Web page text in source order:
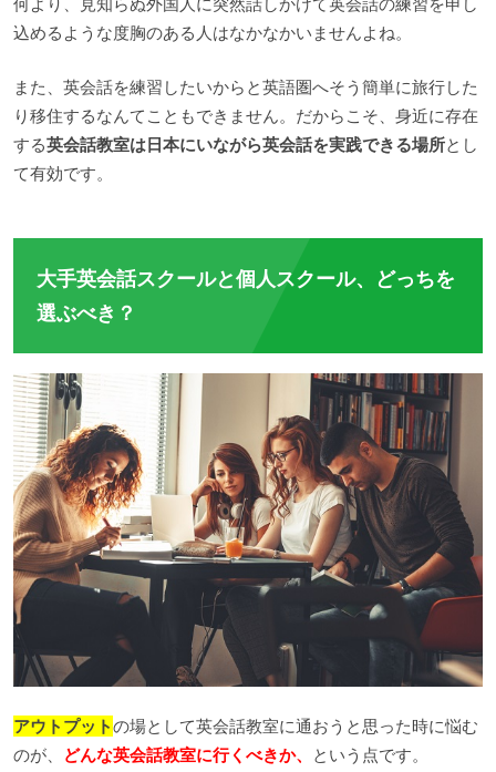
何より、見知らぬ外国人に突然話しかけて英会話の練習を申し
込めるような度胸のある人はなかなかいませんよね。
また、英会話を練習したいからと英語圏へそう簡単に旅行した
り移住するなんてこともできません。だからこそ、身近に存在
する英会話教室は日本にいながら英会話を実践できる場所とし
て有効です。
大手英会話スクールと個人スクール、どっちを
選ぶべき？
アウトプットの場として英会話教室に通おうと思った時に悩む
のが、
どんな英会話教室に行くべきか、 という点です。